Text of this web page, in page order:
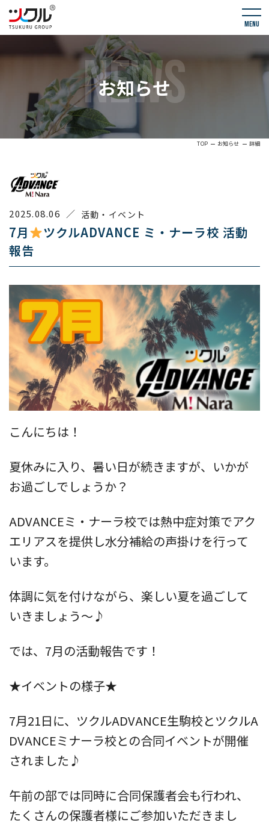
menu
NEWS
お知らせ
TOP お知らせ 詳細
2025.08.06 ／ 活動・イベント
7月
ツクルADVANCE ミ・ナーラ校 活動
報告
こんにちは！
夏休みに入り、暑い日が続きますが、いかが
お過ごしでしょうか？
ADVANCEミ・ナーラ校では熱中症対策でアク
エリアスを提供し水分補給の声掛けを行って
います。
体調に気を付けながら、楽しい夏を過ごして
いきましょう～♪
では、7月の活動報告です！
★イベントの様子★
7月21日に、ツクルADVANCE生駒校とツクルA
DVANCEミナーラ校との合同イベントが開催
されました♪
午前の部では同時に合同保護者会も行われ、
たくさんの保護者様にご参加いただきまし